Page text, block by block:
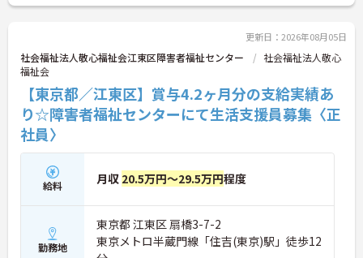
更新日：2026年08月05日
社会福祉法人敬心福祉会江東区障害者福祉センター
社会福祉法人敬心
福祉会
【東京都／江東区】賞与4.2ヶ月分の支給実績あ
り☆障害者福祉センターにて生活支援員募集〈正
社員〉
給料 月収 20.5万円～29.5万円程度
勤務地
東京都 江東区 扇橋3-7-2
東京メトロ半蔵門線「住吉(東京)駅」徒歩12